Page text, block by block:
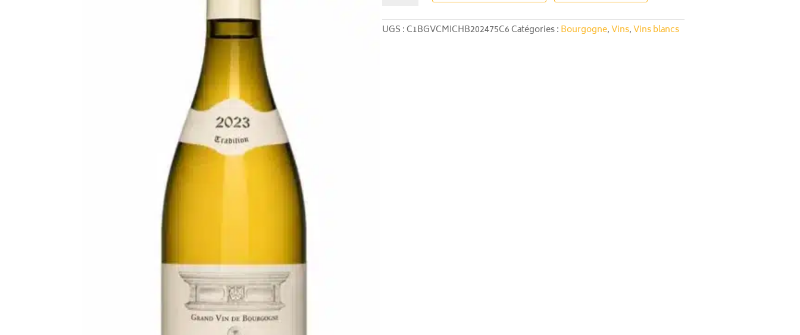
Clessé
Tradition
e
r
UGS :C1BGVCMICHB202475C6Catégories : Bourgogne,Vins,Vins blancs